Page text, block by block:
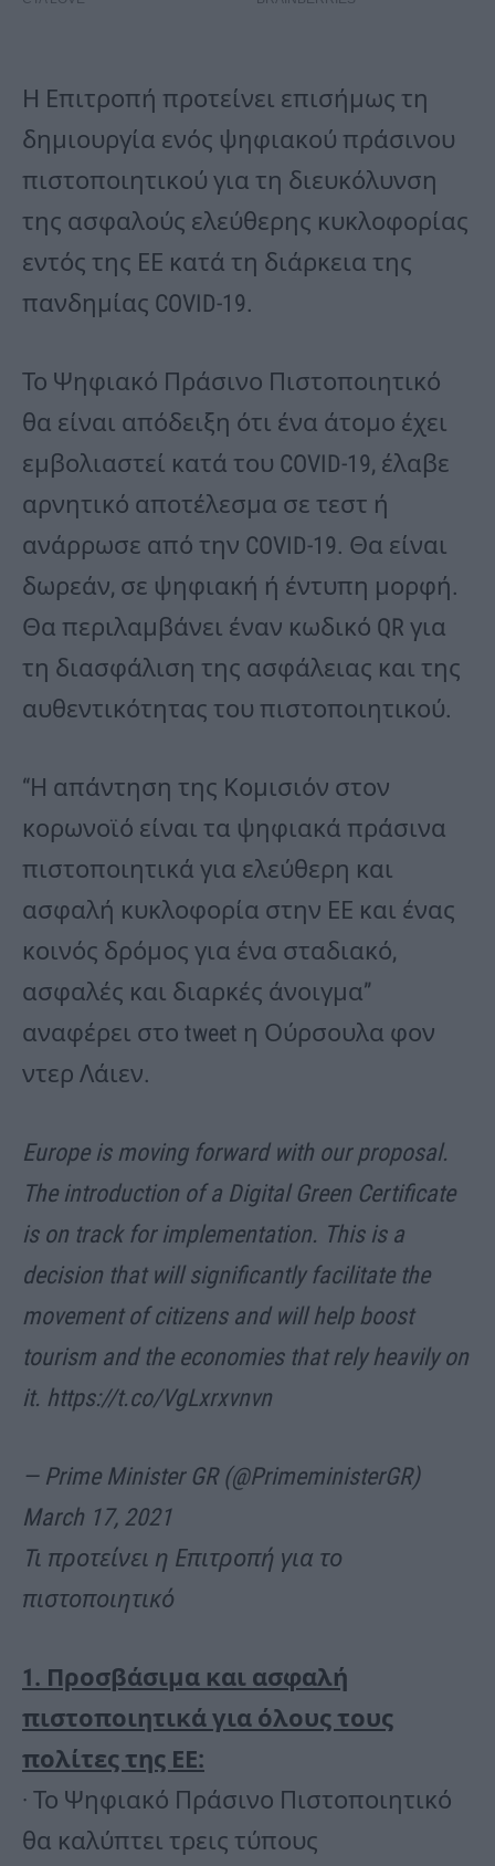
Η Επιτροπή προτείνει επισήμως τη
δημιουργία ενός ψηφιακού πράσινου
πιστοποιητικού για τη διευκόλυνση
της ασφαλούς ελεύθερης κυκλοφορίας
εντός της ΕΕ κατά τη διάρκεια της
πανδημίας COVID-19.
Το Ψηφιακό Πράσινο Πιστοποιητικό
θα είναι απόδειξη ότι ένα άτομο έχει
εμβολιαστεί κατά του COVID-19, έλαβε
αρνητικό αποτέλεσμα σε τεστ ή
ανάρρωσε από την COVID-19. Θα είναι
δωρεάν, σε ψηφιακή ή έντυπη μορφή.
Θα περιλαμβάνει έναν κωδικό QR για
τη διασφάλιση της ασφάλειας και της
αυθεντικότητας του πιστοποιητικού.
“Η απάντηση της Κομισιόν στον
κορωνοϊό είναι τα ψηφιακά πράσινα
πιστοποιητικά για ελεύθερη και
ασφαλή κυκλοφορία στην ΕΕ και ένας
κοινός δρόμος για ένα σταδιακό,
ασφαλές και διαρκές άνοιγμα”
αναφέρει στο tweet η Ούρσουλα φον
ντερ Λάιεν.
Europe is moving forward with our proposal.
The introduction of a Digital Green Certificate
is on track for implementation. This is a
decision that will significantly facilitate the
movement of citizens and will help boost
tourism and the economies that rely heavily on
it. https://t.co/VgLxrxvnvn
— Prime Minister GR (@PrimeministerGR)
March 17, 2021
Tι προτείνει η Επιτροπή για το
πιστοποιητικό
1. Προσβάσιμα και ασφαλή
πιστοποιητικά για όλους τους
πολίτες της ΕΕ:
· Το Ψηφιακό Πράσινο Πιστοποιητικό
θα καλύπτει τρεις τύπους